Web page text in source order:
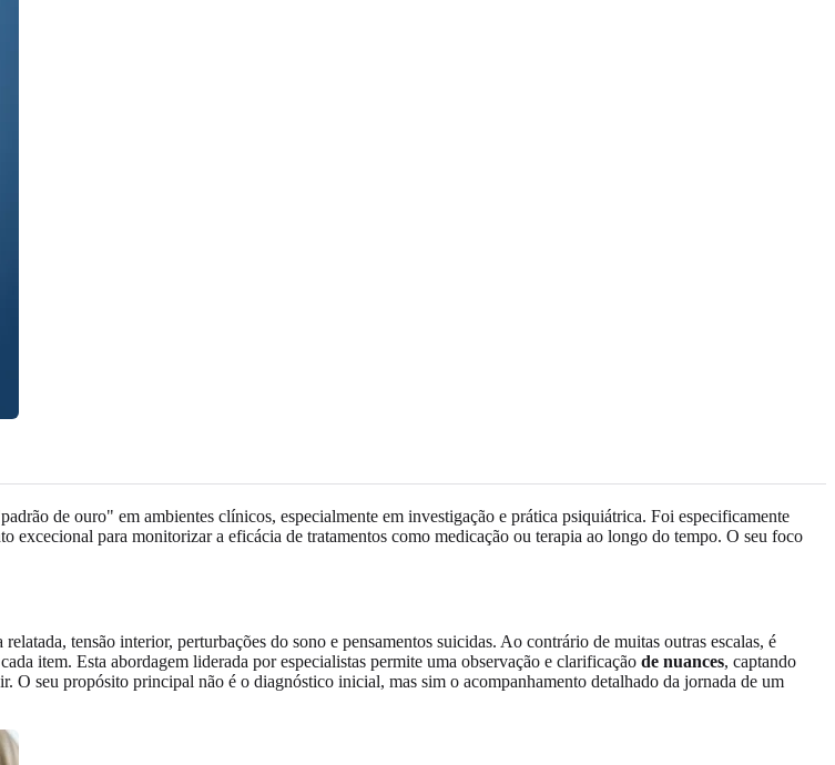
de ouro" em ambientes clínicos, especialmente em investigação e prática psiquiátrica. Foi especificamente
excecional para monitorizar a eficácia de tratamentos como medicação ou terapia ao longo do tempo. O seu foco
tensão interior, perturbações do sono e pensamentos suicidas. Ao contrário de muitas outras escalas, é
item. Esta abordagem liderada por especialistas permite uma observação e clarificação de nuances, captando
seu propósito principal não é o diagnóstico inicial, mas sim o acompanhamento detalhado da jornada de um